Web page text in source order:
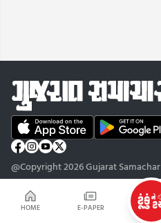
HOME E-PAPER
@Copyright 2026 Gujarat Samachar